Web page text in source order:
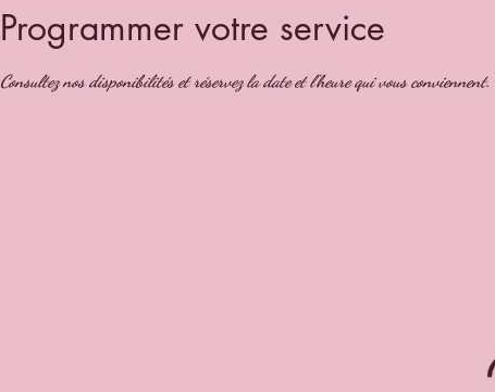
Programmer votre service
Consultez nos disponibilités et réservez la date et l'heure qui vous conviennent.